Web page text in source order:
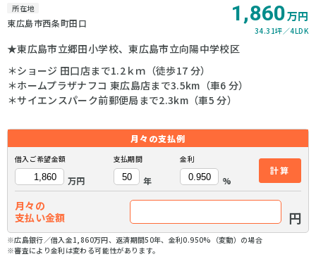
所在地
東広島市西条町田口 1,860万円
34.31坪 4LDK
★東広島市立郷田小学校、東広島市立向陽中学校区
＊ショージ 田口店まで1.2ｋｍ（徒歩17 分）
＊ホームプラザナフコ 東広島店まで3.5km（車6 分）
＊サイエンスパーク前郵便局まで2.3km（車5 分）
月々の支払例
借入ご希望金額
万円
支払期間
年
金利
%
計算
月々の
支払い金額
円
※広島銀行／借入金1,860万円、返済期間50年、金利0.950%（変動）の場合
※審査により金利は変わる可能性があります。